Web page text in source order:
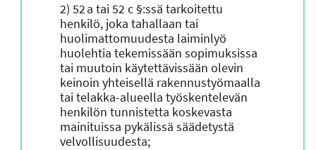
2) 52 a tai 52 c §:ssä tarkoitettu
henkilö, joka tahallaan tai
huolimattomuudesta laiminlyö
huolehtia tekemissään sopimuksissa
tai muutoin käytettävissään olevin
keinoin yhteisellä rakennustyömaalla
tai telakka-alueella työskentelevän
henkilön tunnistetta koskevasta
mainituissa pykälissä säädetystä
velvollisuudesta;